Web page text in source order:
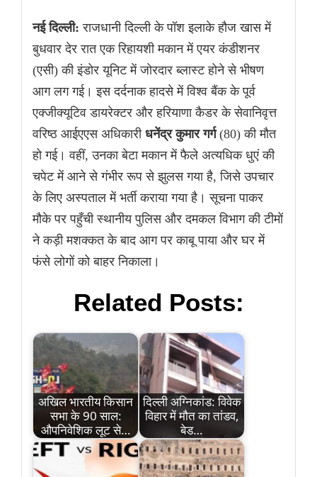
नई दिल्ली: राजधानी दिल्ली के पॉश इलाके हौज खास में
बुधवार देर रात एक रिहायशी मकान में एयर कंडीशनर
(एसी) की इंडोर यूनिट में जोरदार ब्लास्ट होने से भीषण
आग लग गई। इस दर्दनाक हादसे में विश्व बैंक के पूर्व
एक्जीक्यूटिव डायरेक्टर और हरियाणा कैडर के सेवानिवृत्त
वरिष्ठ आईएएस अधिकारी धनेंद्र कुमार गर्ग(80) की मौत
हो गई। वहीं, उनका बेटा मकान में फैले अत्यधिक धुएं की
चपेट में आने से गंभीर रूप से झुलस गया है, जिसे उपचार
के लिए अस्पताल में भर्ती कराया गया है। सूचना पाकर
मौके पर पहुँची स्थानीय पुलिस और दमकल विभाग की टीमों
ने कड़ी मशक्कत के बाद आग पर काबू पाया और घर में
फंसे लोगों को बाहर निकाला।
Related Posts:
अखिल भारतीय किसान
सभा के 90 साल:
औपनिवेशिक लूट से…
दिल्ली अग्निकांड: विवेक
विहार में मौत का तांडव,
बेड…